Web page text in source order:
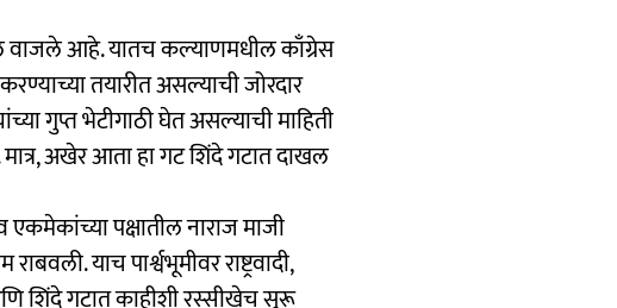
वाजले आहे. यातच कल्याणमधील काँग्रेस
तयारीत असल्याची जोरदार
गुप्त भेटीगाठी घेत असल्याची माहिती
अखेर आता हा गट शिंदे गटात दाखल
पक्षातील नाराज माजी
याच पार्श्वभूमीवर राष्ट्रवादी,
शिंदे गटात काहीशी रस्सीखेच सुरू